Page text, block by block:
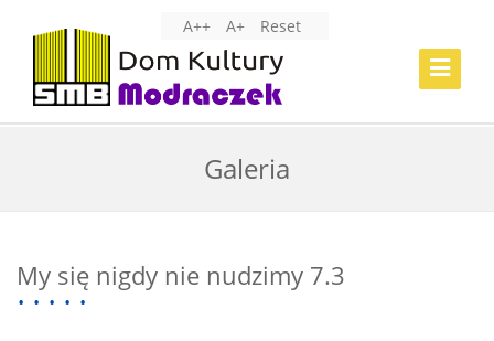
A++ A+ Reset
Toggle
Galeria
My się nigdy nie nudzimy 7.3